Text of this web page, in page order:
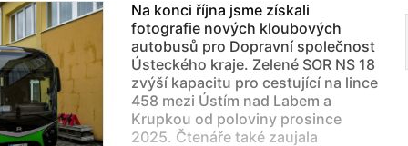
Na konci října jsme získali
fotografie nových kloubových
autobusů pro Dopravní společnost
Ústeckého kraje. Zelené SOR NS 18
zvýší kapacitu pro cestující na lince
458 mezi Ústím nad Labem a
Krupkou od poloviny prosince
2025. Čtenáře také zaujala